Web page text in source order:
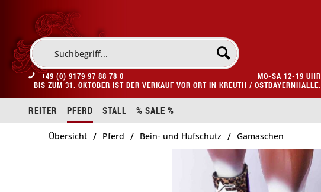
+49 (0) 9179 97 88 78 0
MO-SA 12-19 UHR
BIS ZUM 31. OKTOBER IST DER VERKAUF VOR ORT IN KREUTH / OSTBAYERNHALLE.
REITER PFERD STALL % SALE %
Übersicht / Pferd / Bein- und Hufschutz / Gamaschen